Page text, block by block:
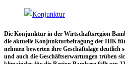
Die Kon­junk­tur in der Wirt­schafts­re­gi­on
die aktu­el­le Kon­junk­tur­be­fra­gung der IHK
neh­men bewer­ten ihre Geschäfts­la­ge deut­lich
und auch die Geschäfts­er­war­tun­gen trü­ben